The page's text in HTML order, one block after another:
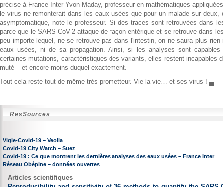
précise à France Inter Yvon Maday, professeur en mathématiques
le virus ne remonterait dans les eaux usées que pour un malade sur deux,
asymptomatique, note le professeur. Si des traces sont retrouvées dans
parce que le SARS-CoV-2 attaque de façon entérique et se retrouve dans
peu importe lequel, ne se retrouve pas dans l'intestin, on ne saura plus
eaux usées, ni de sa propagation. Ainsi, si les analyses sont capables
certaines mutations, caractéristiques des variants, elles restent incapables
muté – et encore moins duquel exactement.
Tout cela reste tout de même très prometteur. Vie la vie… et ses virus ! ▄
ResSources
Vigie-Covid-19 – Veolia
Covid-19 City Watch – Suez
Covid-19 : Ce que montrent les dernières analyses des eaux usées – France Inter
Réseau Obépine – données ouvertes
Articles scientifiques